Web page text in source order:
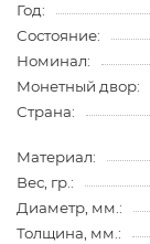
Год:
Состояние:
Номинал:
Монетный двор:
Страна:
Материал:
Вес, гр.:
Диаметр, мм.:
Толщина, мм.: